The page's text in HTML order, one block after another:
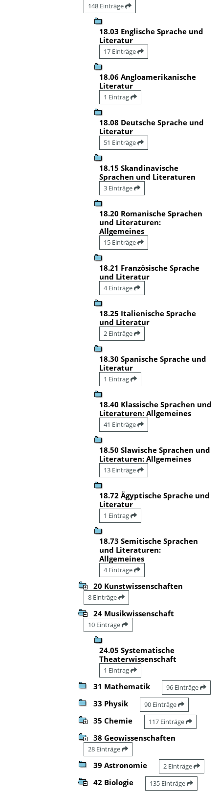
148 Einträge
18.03 Englische Sprache und
Literatur
17 Einträge
18.06 Angloamerikanische
Literatur
1 Eintrag
18.08 Deutsche Sprache und
Literatur
51 Einträge
18.15 Skandinavische
Sprachen und Literaturen
3 Einträge
18.20 Romanische Sprachen
und Literaturen:
Allgemeines
15 Einträge
18.21 Französische Sprache
und Literatur
4 Einträge
18.25 Italienische Sprache
und Literatur
2 Einträge
18.30 Spanische Sprache und
Literatur
1 Eintrag
18.40 Klassische Sprachen und
Literaturen: Allgemeines
41 Einträge
18.50 Slawische Sprachen und
Literaturen: Allgemeines
13 Einträge
18.72 Ägyptische Sprache und
Literatur
1 Eintrag
18.73 Semitische Sprachen
und Literaturen:
Allgemeines
4 Einträge
20 Kunstwissenschaften
8 Einträge
24 Musikwissenschaft
10 Einträge
24.05 Systematische
Theaterwissenschaft
1 Eintrag
31 Mathematik 96 Einträge
33 Physik 90 Einträge
35 Chemie 117 Einträge
38 Geowissenschaften
28 Einträge
39 Astronomie 2 Einträge
42 Biologie 135 Einträge